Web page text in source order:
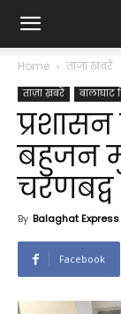
Home ताज़ा ख़बरें
ताज़ा ख़बरें बालाघाट
बहुजन
By Balaghat Express
Facebook